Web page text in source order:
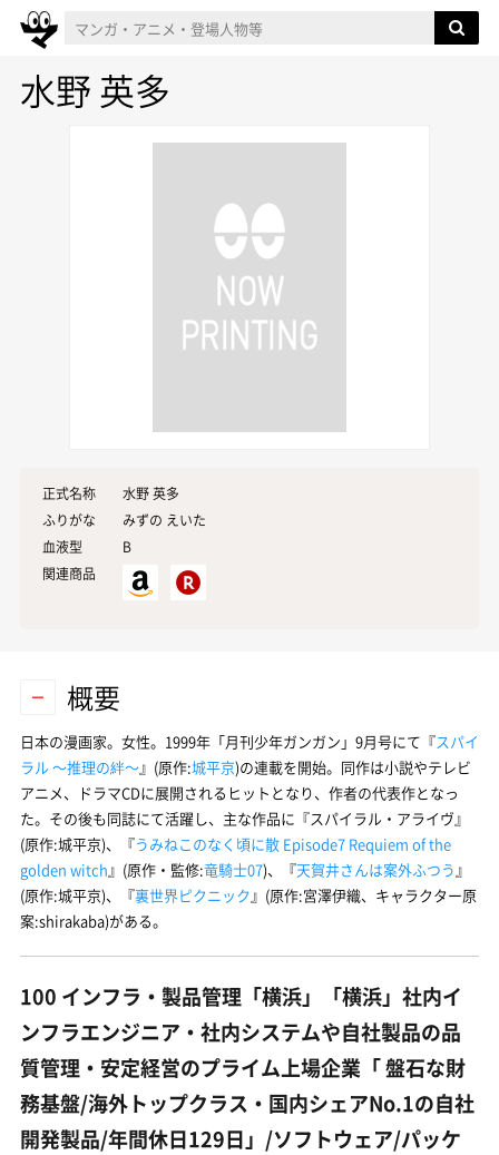
水野 英多
正式名称
水野 英多
ふりがな
みずの えいた
血液型
B
関連商品
概要
日本の漫画家。女性。1999年「月刊少年ガンガン」9月号にて『スパイ
ラル 〜推理の絆〜』(原作:城平京)の連載を開始。同作は小説やテレビ
アニメ、ドラマCDに展開されるヒットとなり、作者の代表作となっ
た。その後も同誌にて活躍し、主な作品に『スパイラル・アライヴ』
(原作:城平京)、『うみねこのなく頃に散 Episode7 Requiem of the
golden witch』(原作・監修:竜騎士07)、『天賀井さんは案外ふつう』
(原作:城平京)、『裏世界ピクニック』(原作:宮澤伊織、キャラクター原
案:shirakaba)がある。
100 インフラ・製品管理「横浜」「横浜」社内イ
ンフラエンジニア・社内システムや自社製品の品
質管理・安定経営のプライム上場企業「 盤石な財
務基盤/海外トップクラス・国内シェアNo.1の自社
開発製品/年間休日129日」/ソフトウェア/パッケ